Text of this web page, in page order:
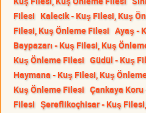
Filesi Kalecik - Kuş Filesi, Kuş
Filesi, Kuş Önleme Filesi Ayaş -
Baypazarı - Kuş Filesi, Kuş
Kuş Önleme Filesi Güdül - Kuş
Haymana - Kuş Filesi, Kuş
Kuş Önleme Filesi Çankaya
Filesi Şereflikoçhisar - Kuş